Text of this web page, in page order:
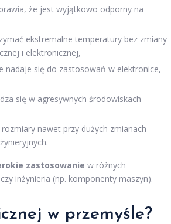
że jest wyjątkowo odporny na
ekstremalne temperatury bez zmiany
i elektronicznej,
nadaje się do zastosowań w elektronice,
się w agresywnych środowiskach
nawet przy dużych zmianach
zastosowanie w różnych
inżynieria (np. komponenty maszyn).
w przemyśle?